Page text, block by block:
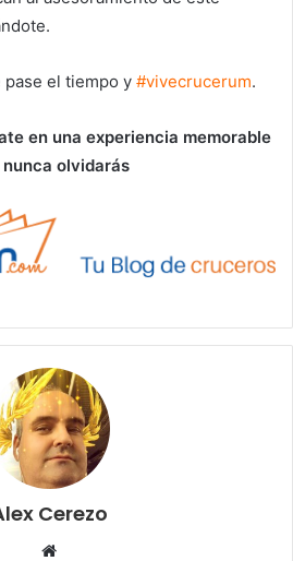
pase el tiempo y #vivecrucerum.
en una experiencia memorable
nunca olvidarás
Cerezo
Sitio